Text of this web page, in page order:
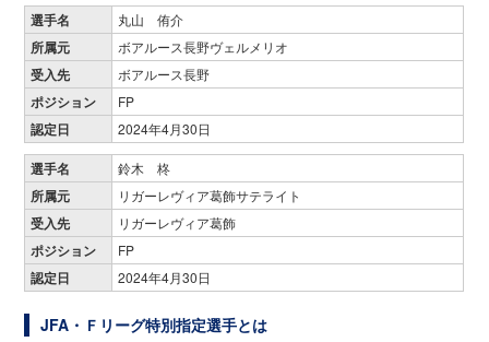
選手名 丸山 侑介
所属元 ボアルース長野ヴェルメリオ
受入先 ボアルース長野
ポジション FP
認定日 2024年4月30日
選手名 鈴木 柊
所属元 リガーレヴィア葛飾サテライト
受入先 リガーレヴィア葛飾
ポジション FP
認定日 2024年4月30日
JFA・Ｆリーグ特別指定選手とは